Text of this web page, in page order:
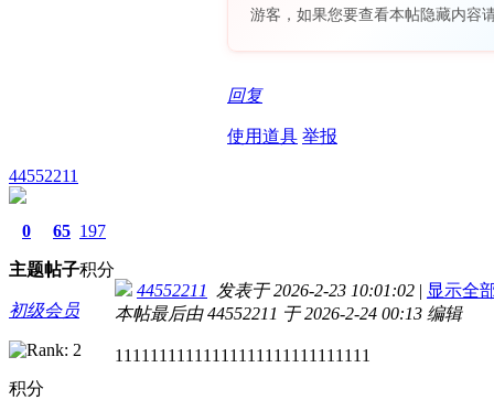
游客，如果您要查看本帖隐藏内容
回复
使用道具 举报
44552211
0
主题
65
帖子
197
积分
初级会员
积分
44552211 发表于 2026-2-23 10:01:02 | 显示全
本帖最后由 44552211 于 2026-2-24 00:13 编辑
11111111111111111111111111111